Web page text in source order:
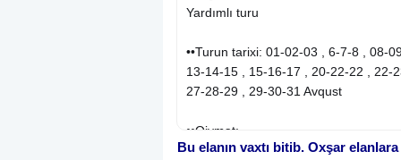
Yardımlı turu
••Turun tarixi: 01-02-03 , 6-7-8 , 08-
13-14-15 , 15-16-17 , 20-22-22 , 22-
27-28-29 , 29-30-31 Avqust
••Qiymət:
~Standart paket: 139 azn
Bu elanın vaxtı bitib. Oxşar elanlara